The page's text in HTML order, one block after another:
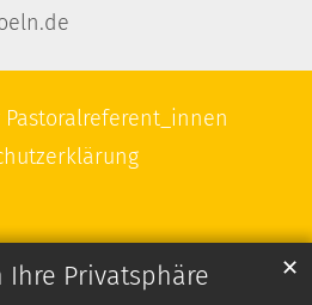
Ihre Privatsphäre ✕